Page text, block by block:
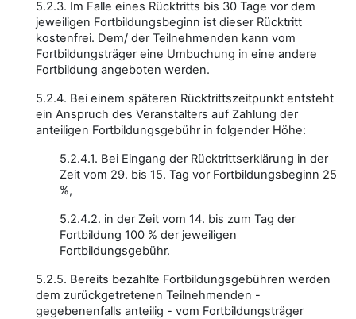
5.2.3. Im Falle eines Rücktritts bis 30 Tage vor dem
jeweiligen Fortbildungsbeginn ist dieser Rücktritt
kostenfrei. Dem/ der Teilnehmenden kann vom
Fortbildungsträger eine Umbuchung in eine andere
Fortbildung angeboten werden.
5.2.4. Bei einem späteren Rücktrittszeitpunkt entsteht
ein Anspruch des Veranstalters auf Zahlung der
anteiligen Fortbildungsgebühr in folgender Höhe:
5.2.4.1. Bei Eingang der Rücktrittserklärung in der
Zeit vom 29. bis 15. Tag vor Fortbildungsbeginn 25
%,
5.2.4.2. in der Zeit vom 14. bis zum Tag der
Fortbildung 100 % der jeweiligen
Fortbildungsgebühr.
5.2.5. Bereits bezahlte Fortbildungsgebühren werden
dem zurückgetretenen Teilnehmenden -
gegebenenfalls anteilig - vom Fortbildungsträger